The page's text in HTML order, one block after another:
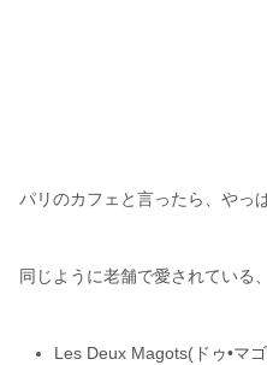
パリのカフェと言ったら、やっ
同じように老舗で愛されている、
Les Deux Magots(ドゥ•マ